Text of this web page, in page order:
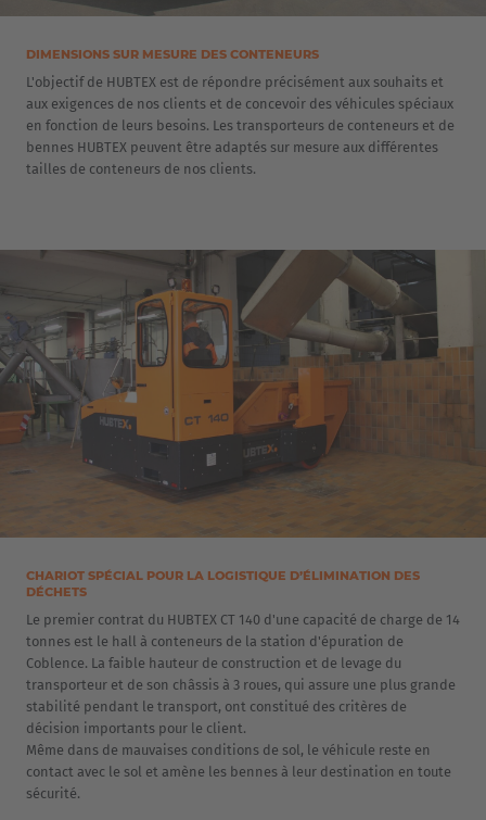
DIMENSIONS SUR MESURE DES CONTENEURS
L'objectif de HUBTEX est de répondre précisément aux souhaits et
aux exigences de nos clients et de concevoir des véhicules spéciaux
en fonction de leurs besoins. Les transporteurs de conteneurs et de
bennes HUBTEX peuvent être adaptés sur mesure aux différentes
tailles de conteneurs de nos clients.
CHARIOT SPÉCIAL POUR LA LOGISTIQUE D’ÉLIMINATION DES
DÉCHETS
Le premier contrat du HUBTEX CT 140 d'une capacité de charge de 14
tonnes est le hall à conteneurs de la station d'épuration de
Coblence. La faible hauteur de construction et de levage du
transporteur et de son châssis à 3 roues, qui assure une plus grande
stabilité pendant le transport, ont constitué des critères de
décision importants pour le client.
Même dans de mauvaises conditions de sol, le véhicule reste en
contact avec le sol et amène les bennes à leur destination en toute
sécurité.